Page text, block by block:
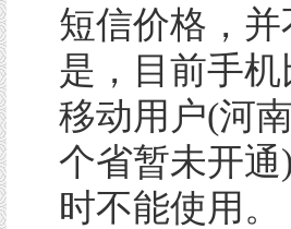
短信价格，
是，目前手
移动用户(河
个省暂未开
时不能使用。